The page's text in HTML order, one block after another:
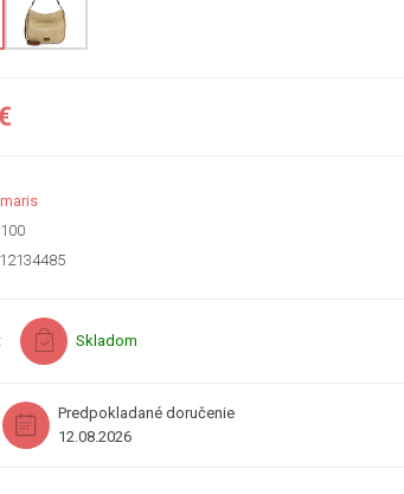
Skladom
Predpokladané doručenie
12.08.2026